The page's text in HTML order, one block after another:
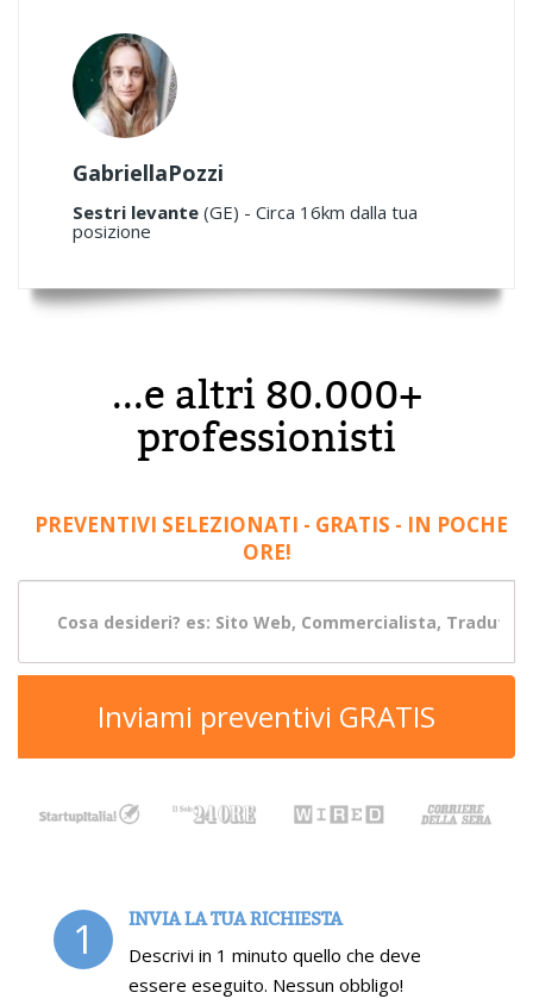
GabriellaPozzi
Sestri levante (GE) - Circa 16km dalla tua
posizione
...e altri 80.000+
professionisti
PREVENTIVI SELEZIONATI - GRATIS - IN POCHE
ORE!
Inviami preventivi GRATIS
1 INVIA LA TUA RICHIESTA
Descrivi in 1 minuto quello che deve
essere eseguito. Nessun obbligo!